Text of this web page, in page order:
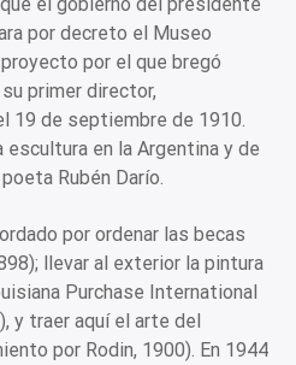
por decreto el Museo
por el que bregó
primer director,
19 de septiembre de 1910.
escultura en la Argentina y de
Rubén Darío.
por ordenar las becas
llevar al exterior la pintura
Purchase International
y traer aquí el arte del
por Rodin, 1900). En 1944